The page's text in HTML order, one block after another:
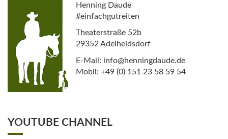
Henning Daude
#einfachgutreiten
Theaterstraße 52b
29352 Adelheidsdorf
E-Mail: info@henningdaude.de
Mobil: +49 (0) 151 23 58 59 54
YOUTUBE CHANNEL